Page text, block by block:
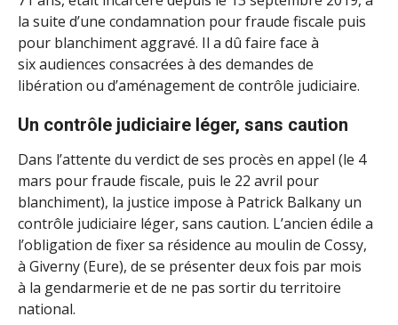
la suite d’une condamnation pour fraude fiscale puis
pour blanchiment aggravé. Il a dû faire face à
six audiences consacrées à des demandes de
libération ou d’aménagement de contrôle judiciaire.
Un contrôle judiciaire léger, sans caution
Dans l’attente du verdict de ses procès en appel (le 4
mars pour fraude fiscale, puis le 22 avril pour
blanchiment), la justice impose à Patrick Balkany un
contrôle judiciaire léger, sans caution. L’ancien édile a
l’obligation de fixer sa résidence au moulin de Cossy,
à Giverny (Eure), de se présenter deux fois par mois
à la gendarmerie et de ne pas sortir du territoire
national.